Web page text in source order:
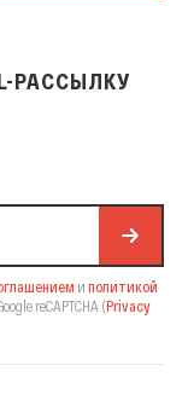
РАССЫЛКУ
и политикой
reCAPTCHA (Privacy